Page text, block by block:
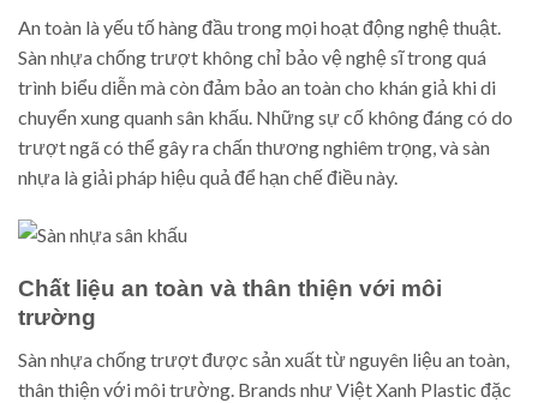
An toàn là yếu tố hàng đầu trong mọi hoạt động nghệ thuật.
Sàn nhựa chống trượt không chỉ bảo vệ nghệ sĩ trong quá
trình biểu diễn mà còn đảm bảo an toàn cho khán giả khi di
chuyển xung quanh sân khấu. Những sự cố không đáng có do
trượt ngã có thể gây ra chấn thương nghiêm trọng, và sàn
nhựa là giải pháp hiệu quả để hạn chế điều này.
Chất liệu an toàn và thân thiện với môi
trường
Sàn nhựa chống trượt được sản xuất từ nguyên liệu an toàn,
thân thiện với môi trường. Brands như Việt Xanh Plastic đặc